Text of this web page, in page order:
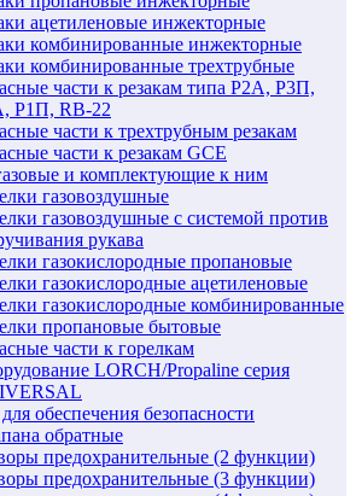
ацетиленовые инжекторные
комбинированные инжекторные
комбинированные трехтрубные
части к резакам типа Р2А, Р3П,
Р1П, RB-22
части к трехтрубным резакам
части к резакам GCE
и комплектующие к ним
газовоздушные
газовоздушные с системой против
рукава
газокислородные пропановые
газокислородные ацетиленовые
газокислородные комбинированные
пропановые бытовые
части к горелкам
LORCH/Propaline серия
обеспечения безопасности
обратные
предохранительные (2 функции)
предохранительные (3 функции)